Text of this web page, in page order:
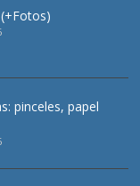
pinceles, papel